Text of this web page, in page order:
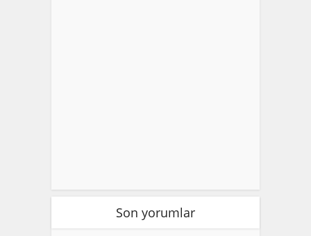
Son yorumlar